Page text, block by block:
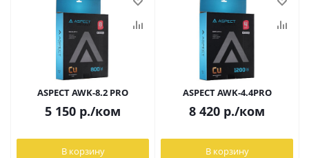
ASPECT AWK-8.2 PRO
5 150 р./ком
В корзину
ASPECT AWK-4.4PRO
8 420 р./ком
В корзину